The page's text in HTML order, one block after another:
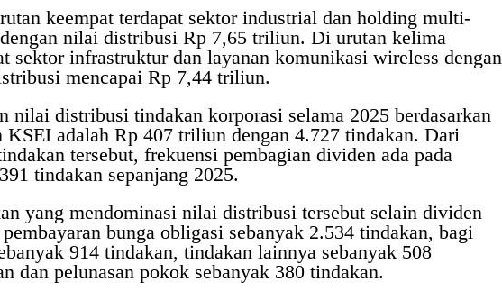
keempat terdapat sektor industrial dan holding multi-
nilai distribusi Rp 7,65 triliun. Di urutan kelima
sektor infrastruktur dan layanan komunikasi wireless dengan
mencapai Rp 7,44 triliun.
nilai distribusi tindakan korporasi selama 2025 berdasarkan
KSEI adalah Rp 407 triliun dengan 4.727 tindakan. Dari
tersebut, frekuensi pembagian dividen ada pada
tindakan sepanjang 2025.
yang mendominasi nilai distribusi tersebut selain dividen
bunga obligasi sebanyak 2.534 tindakan, bagi
914 tindakan, tindakan lainnya sebanyak 508
dan pelunasan pokok sebanyak 380 tindakan.